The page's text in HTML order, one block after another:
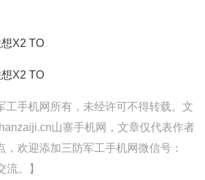
工手机网所有，未经许可不得转载。文
山寨手机网，文章仅代表作者
，欢迎添加三防军工手机网微信号：
。】